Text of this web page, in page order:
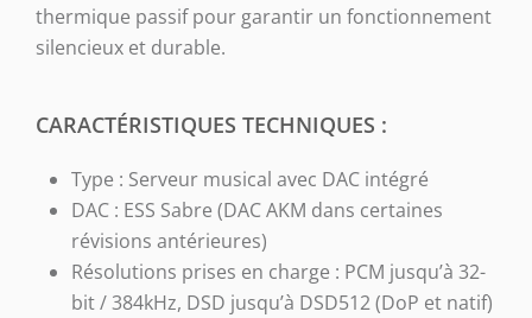
thermique passif pour garantir un fonctionnement
silencieux et durable.
CARACTÉRISTIQUES TECHNIQUES :
Type : Serveur musical avec DAC intégré
DAC : ESS Sabre (DAC AKM dans certaines
révisions antérieures)
Résolutions prises en charge : PCM jusqu’à 32-
bit / 384kHz, DSD jusqu’à DSD512 (DoP et natif)